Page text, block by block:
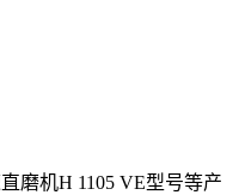
磨机H 1105 VE型号等产